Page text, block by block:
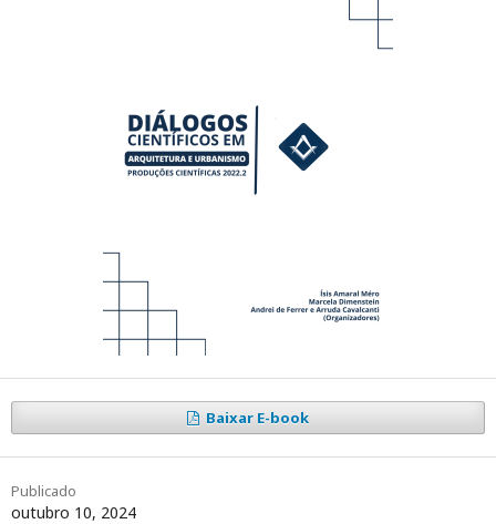
Baixar E-book
Publicado
outubro 10, 2024